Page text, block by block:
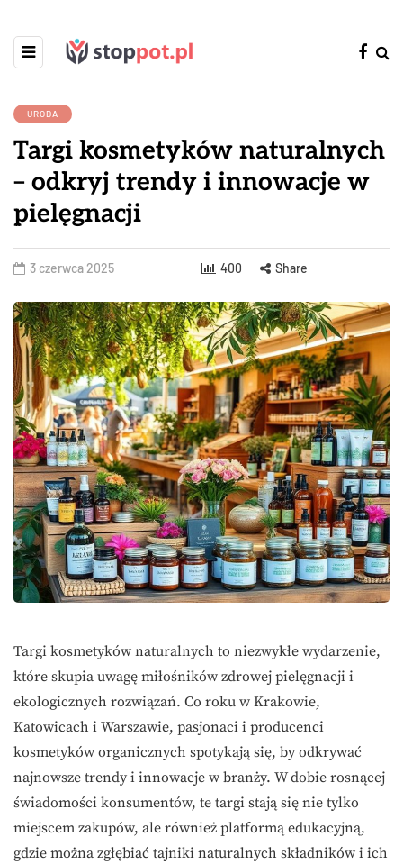
URODA
Targi kosmetyków naturalnych
– odkryj trendy i innowacje w
pielęgnacji
3 czerwca 2025 400 Share
Targi kosmetyków naturalnych to niezwykłe wydarzenie,
które skupia uwagę miłośników zdrowej pielęgnacji i
ekologicznych rozwiązań. Co roku w Krakowie,
Katowicach i Warszawie, pasjonaci i producenci
kosmetyków organicznych spotykają się, by odkrywać
najnowsze trendy i innowacje w branży. W dobie rosnącej
świadomości konsumentów, te targi stają się nie tylko
miejscem zakupów, ale również platformą edukacyjną,
gdzie można zgłębiać tajniki naturalnych składników i ich